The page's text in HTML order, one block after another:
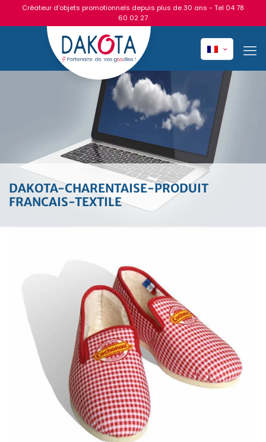
Créateur d'objets promotionnels depuis plus de 30 ans - Tel 04 78
60 02 27
DAKOTA-CHARENTAISE-PRODUIT
FRANCAIS-TEXTILE